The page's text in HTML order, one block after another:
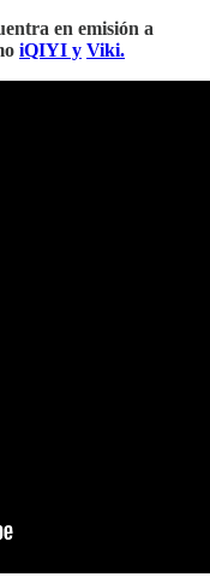
en emisión a
iQIYI y Viki.